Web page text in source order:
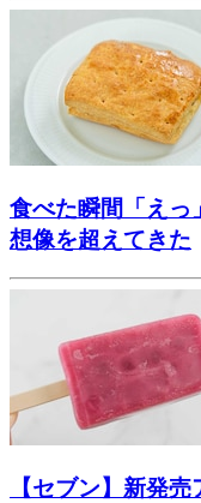
食べた瞬間「え
想像を超えてきた
【セブン】新発